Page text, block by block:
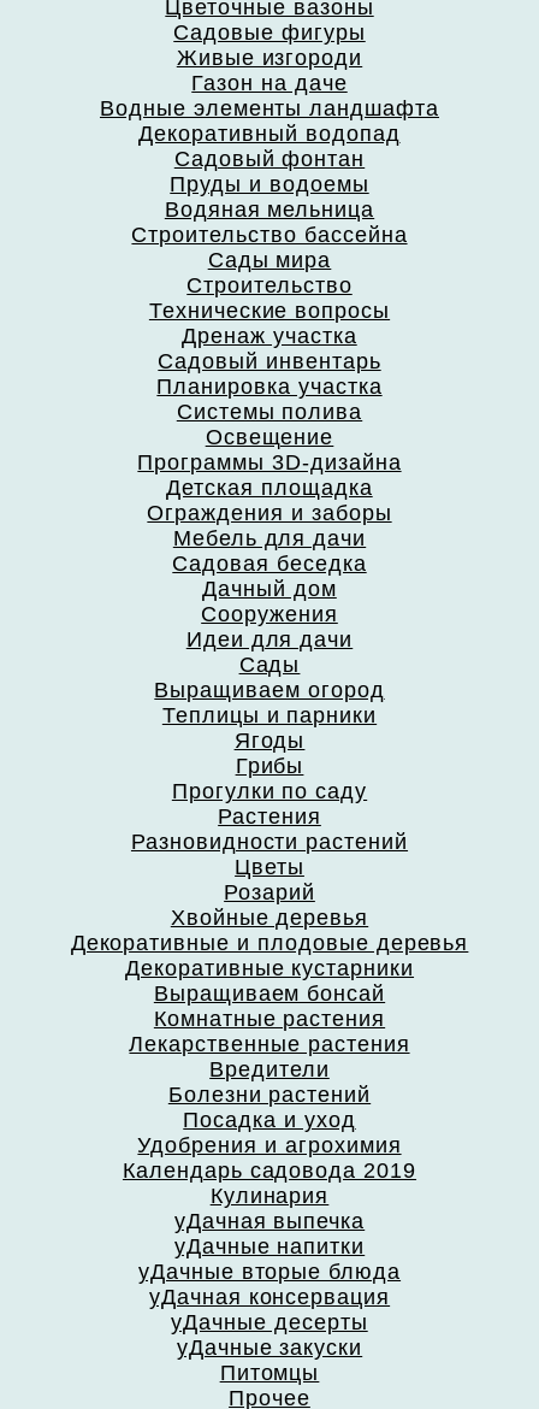
Цветочные вазоны
Садовые фигуры
Живые изгороди
Газон на даче
Водные элементы ландшафта
Декоративный водопад
Садовый фонтан
Пруды и водоемы
Водяная мельница
Строительство бассейна
Сады мира
Строительство
Технические вопросы
Дренаж участка
Садовый инвентарь
Планировка участка
Системы полива
Освещение
Программы 3D-дизайна
Детская площадка
Ограждения и заборы
Мебель для дачи
Садовая беседка
Дачный дом
Сооружения
Идеи для дачи
Сады
Выращиваем огород
Теплицы и парники
Ягоды
Грибы
Прогулки по саду
Растения
Разновидности растений
Цветы
Розарий
Хвойные деревья
Декоративные и плодовые деревья
Декоративные кустарники
Выращиваем бонсай
Комнатные растения
Лекарственные растения
Вредители
Болезни растений
Посадка и уход
Удобрения и агрохимия
Календарь садовода 2019
Кулинария
уДачная выпечка
уДачные напитки
уДачные вторые блюда
уДачная консервация
уДачные десерты
уДачные закуски
Питомцы
Прочее